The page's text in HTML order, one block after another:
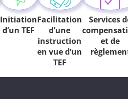
Initiation
d’un TEF
Facilitation
d’une
instruction
en vue d’un
TEF
Services
et de